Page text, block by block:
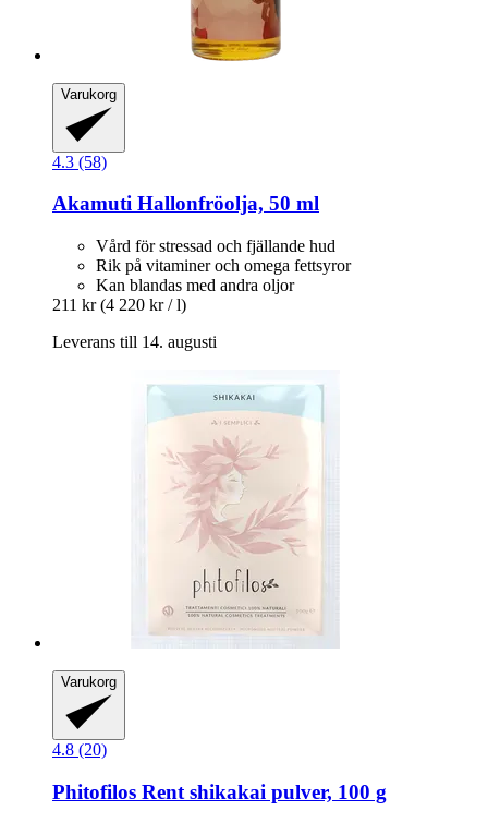
Varukorg
4.3 (58)
Akamuti Hallonfröolja, 50 ml
Vård för stressad och fjällande hud
Rik på vitaminer och omega fettsyror
Kan blandas med andra oljor
211 kr (4 220 kr / l)
Leverans till 14. augusti
Varukorg
4.8 (20)
Phitofilos Rent shikakai pulver, 100 g